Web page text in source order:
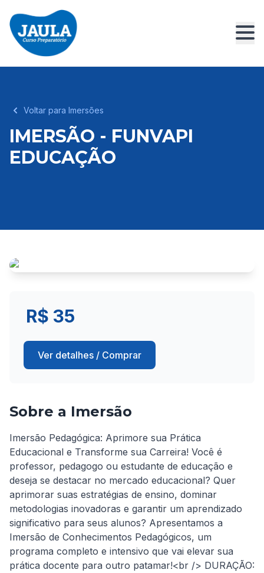
Voltar para Imersões
IMERSÃO - FUNVAPI
EDUCAÇÃO
R$ 35
Ver detalhes / Comprar
Sobre a Imersão
Imersão Pedagógica: Aprimore sua Prática
Educacional e Transforme sua Carreira! Você é
professor, pedagogo ou estudante de educação e
deseja se destacar no mercado educacional? Quer
aprimorar suas estratégias de ensino, dominar
metodologias inovadoras e garantir um aprendizado
significativo para seus alunos? Apresentamos a
Imersão de Conhecimentos Pedagógicos, um
programa completo e intensivo que vai elevar sua
prática docente para outro patamar!<br /> DURAÇÃO: